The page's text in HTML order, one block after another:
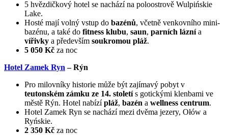
5 hvězdičkový hotel se nachází na poloostrově Wulpińskie
Lake.
Hosté mají volný vstup do bazénů, včetně venkovního mini-
bazénu, a také do fitness klubu, saun, parních láznía
vířivky a především soukromou pláž.
5 050 Kč za noc
Hotel Zamek Ryn – Rýn
Pro milovníky historie může být zajímavý pobyt v
teutonském zámku ze 14. stoletís gotickými klenbami ve
městě Rýn. Hotel nabízípláž, bazén a wellness centrum.
Hotel Zamek Ryn se nachází mezi dvěma jezery, Ołów a
Ryńskie.
2 350 Kč za noc